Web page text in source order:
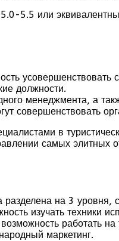
5.5 или
должности.
менеджмента, а
совершенствовать
в
самых элитных
на 3
изучать техники
работать
маркетинг.